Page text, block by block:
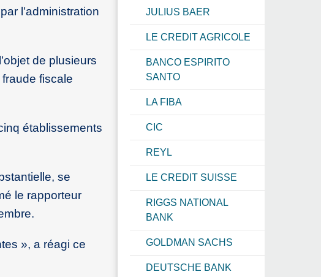
l’administration
de plusieurs
fiscale
établissements
se
le rapporteur
», a réagi ce
JULIUS BAER
LE CREDIT AGRICOLE
BANCO ESPIRITO
SANTO
LA FIBA
CIC
REYL
LE CREDIT SUISSE
RIGGS NATIONAL
BANK
GOLDMAN SACHS
DEUTSCHE BANK